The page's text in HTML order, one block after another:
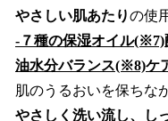
やさしい肌あたりの使
-７種の保湿オイル(※7)
油水分バランス(※8)ケ
肌のうるおいを保ちな
やさしく洗い流し、し